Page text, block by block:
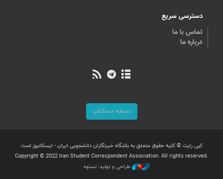
دسترسی سریع
تماس با ما
درباره ما
نسخه دسکتاپ
کپی رایت © کلیه حقوق متعلق به باشگاه خبرنگاران دانشجویی ایران - ایسکانیوز است
Copyright © 2022 Iran Student Correspondent Association. All rights reserved.
طراحی و تولید: نستوه